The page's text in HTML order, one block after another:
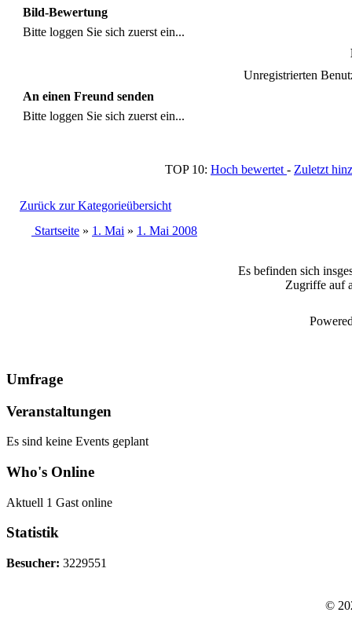
Bild-Bewertung
Bitte loggen Sie sich zuerst ein...
Unregistrierten
An einen Freund senden
Bitte loggen Sie sich zuerst ein...
TOP 10: Hoch bewertet - Zuletzt
Zurück zur Kategorieübersicht
Startseite » 1. Mai » 1. Mai 2008
Es befinden sich
Zugriffe auf
Umfrage
Veranstaltungen
Es sind keine Events geplant
Who's Online
Aktuell 1 Gast online
Statistik
Besucher: 3229551
©